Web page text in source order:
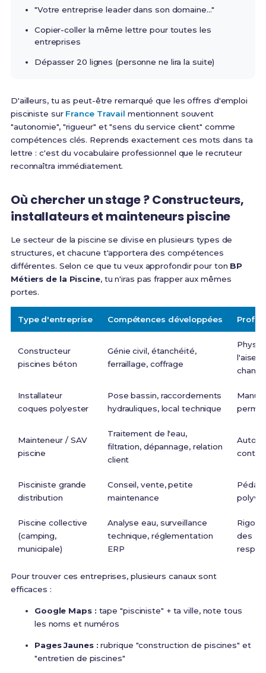
"Votre entreprise leader dans son domaine..."
Copier-coller la même lettre pour toutes les
entreprises
Dépasser 20 lignes (personne ne lira la suite)
D'ailleurs, tu as peut-être remarqué que les offres d'emploi
pisciniste sur France Travail mentionnent souvent
"autonomie", "rigueur" et "sens du service client" comme
compétences clés. Reprends exactement ces mots dans ta
lettre : c'est du vocabulaire professionnel que le recruteur
reconnaîtra immédiatement.
Où chercher un stage ? Constructeurs,
installateurs et mainteneurs piscine
Le secteur de la piscine se divise en plusieurs types de
structures, et chacune t'apportera des compétences
différentes. Selon ce que tu veux approfondir pour ton BP
Métiers de la Piscine, tu n'iras pas frapper aux mêmes
portes.
Type d'entreprise Compétences développées Profil
Constructeur
piscines béton
Génie civil, étanchéité,
ferraillage, coffrage
l'aise
Installateur
coques polyester
Pose bassin, raccordements
hydrauliques, local technique
Mainteneur / SAV
piscine
Traitement de l'eau,
filtration, dépannage, relation
client
Pisciniste grande
distribution
Conseil, vente, petite
maintenance
Piscine collective
(camping,
municipale)
Analyse eau, surveillance
technique, réglementation
ERP
des
Pour trouver ces entreprises, plusieurs canaux sont
efficaces :
Google Maps : tape "pisciniste" + ta ville, note tous
les noms et numéros
Pages Jaunes : rubrique "construction de piscines" et
"entretien de piscines"